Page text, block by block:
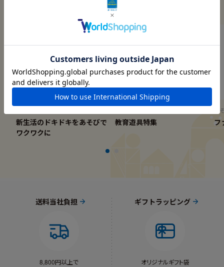
この商品に関連する記事
新生活のドキドキをあそびで
ワクワクに
教育遊具特集 フ
送料当社負担
8,800円以上で
ギフトラッピング
オリジナルギフト袋